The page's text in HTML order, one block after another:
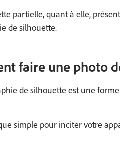
partielle, quant à elle,
de silhouette.
faire une photo
de silhouette est une
simple pour inciter votre